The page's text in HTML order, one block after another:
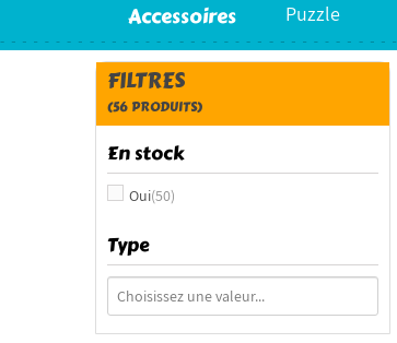
Accessoires
Puzzle
FILTRES
(56 PRODUITS)
En stock
Oui(50)
Type